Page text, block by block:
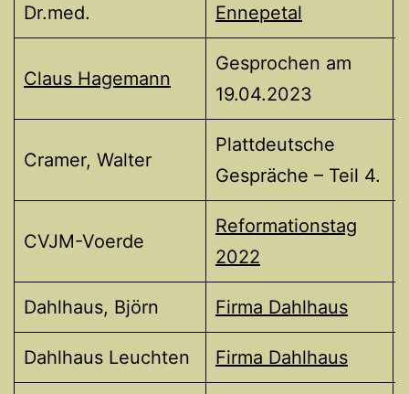
Dr.med.
Ennepetal
Claus Hagemann
Gesprochen am
19.04.2023
Cramer, Walter
Plattdeutsche
Gespräche – Teil 4.
CVJM-Voerde
Reformationstag
2022
Dahlhaus, Björn Firma Dahlhaus
Dahlhaus Leuchten Firma Dahlhaus